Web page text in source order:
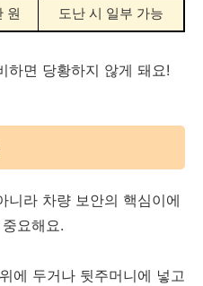
원 도난 시 일부 가능
하면 당황하지 않게 돼요!
니라 차량 보안의 핵심이에
요해요.
에 두거나 뒷주머니에 넣고